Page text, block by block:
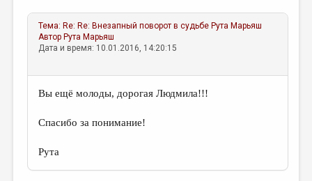
Тема: Re: Re: Внезапный поворот в судьбе Рута Марьяш
Автор Рута Марьяш
Дата и время: 10.01.2016, 14:20:15
Вы ещё молоды, дорогая Людмила!!!
Спасибо за понимание!
Рута